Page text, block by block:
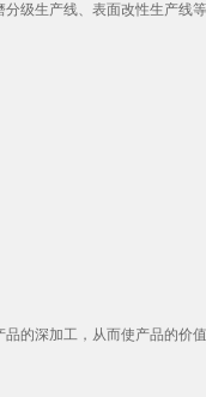
级生产线、表面改性生产线
的深加工，从而使产品的